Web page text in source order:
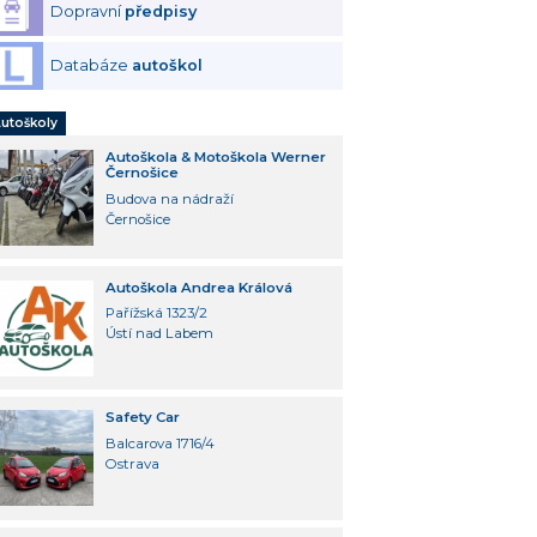
Dopravní předpisy
Databáze autoškol
Autoškola & Motoškola Werner
Černošice
Budova na nádraží
Černošice
Autoškola Andrea Králová
Pařížská 1323/2
Ústí nad Labem
Safety Car
Balcarova 1716/4
Ostrava